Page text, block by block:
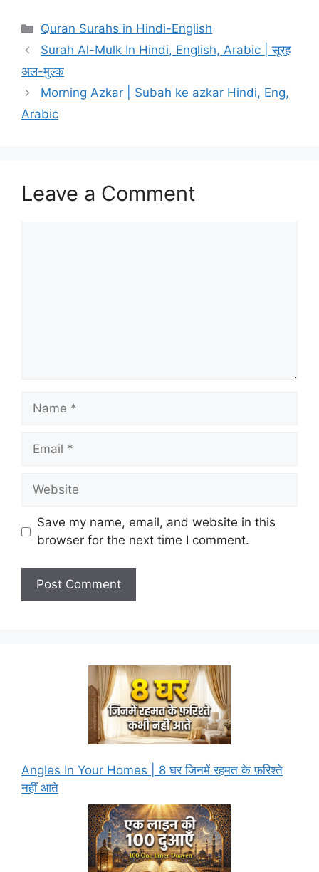
at
s
A
p
p
c
e
o
er
e
ai
l
e
gr
m
p
y
n
e
Categories
Quran Surahs in Hindi-English
Surah Al-Mulk In Hindi, English, Arabic | सूरह
अल-मुल्क
Morning Azkar | Subah ke azkar Hindi, Eng,
Arabic
Leave a Comment
Name
Email
Website
Save my name, email, and website in this
browser for the next time I comment.
Angles In Your Homes | 8 घर जिनमें रहमत के फ़रिश्ते
नहीं आते